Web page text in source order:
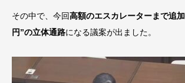
その中で、今回高額のエスカレーターまで追加
円”の立体通路になる議案が出ました。